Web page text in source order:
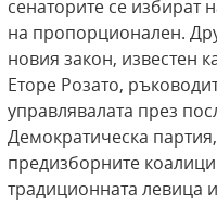
сенаторите се
на пропорционален.
новия закон, известен
Еторе Розато,
управлявалата през
Демократическа
предизборните
традиционната левица